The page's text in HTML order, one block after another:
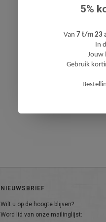
NIEUWSBRIEF
Wilt u op de hoogte blijven?
Word lid van onze mailinglijst:
5%
Van 7 t/m 23
In
Jouw
Gebruik